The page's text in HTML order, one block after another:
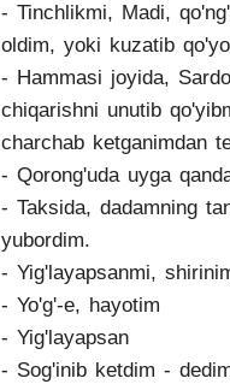
- Tinchlikmi, Madi,
oldim, yoki kuzatib
- Hammasi joyida,
chiqarishni unutib
charchab ketganimdan
- Qorong'uda uyga
- Taksida, dadamning
yubordim.
- Yig'layapsanmi,
- Yo'g'-e, hayotim
- Yig'layapsan
- Sog'inib ketdim -